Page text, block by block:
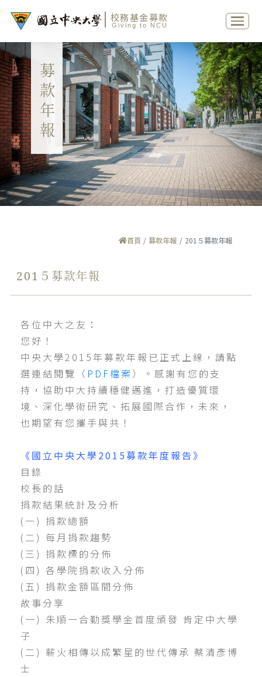
校務基金募款
Giving to NCU
募款年報
首頁 募款年報 201５募款年報
201５募款年報
各位中大之友：
您好！
中央大學2015年募款年報已正式上線，請點
選連結閱覽（ PDF檔案）。感謝有您的支
持，協助中大持續穩健邁進，打造優質環
境、深化學術研究、拓展國際合作，未來，
也期望有您攜手與共！
《國立中央大學2015募款年度報告》
目錄
校長的話
捐款結果統計及分析
(一) 捐款總額
(二) 每月捐款趨勢
(三) 捐款標的分佈
(四) 各學院捐款收入分佈
(五) 捐款金額區間分佈
故事分享
(一) 朱順一合勤獎學金首度頒發 肯定中大學
子
(二) 薪火相傳以成繁星的世代傳承 蔡清彥博
士